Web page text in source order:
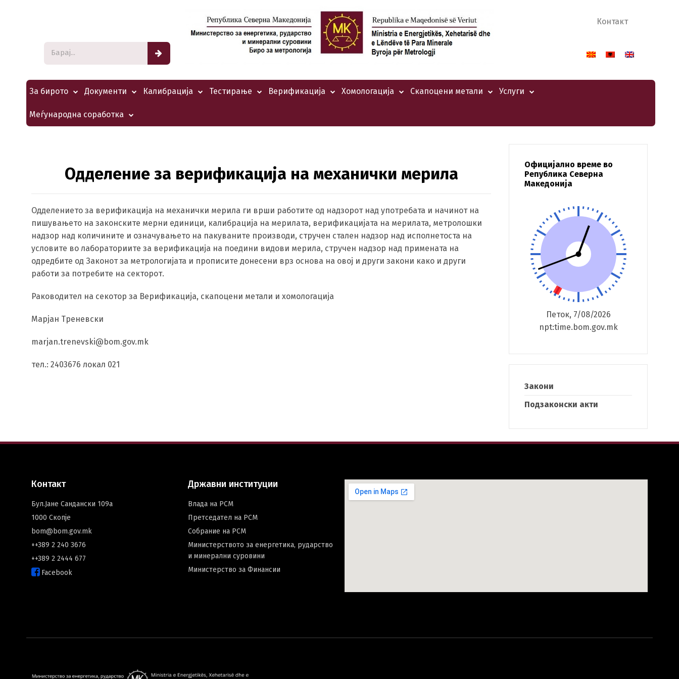
Контакт
За бирото Документи Калибрација Тестирање Верификација Хомологација Скапоцени метали Услуги
Меѓународна соработка
Одделение за верификација на механички мерила
Одделението за верификација на механички мерила ги врши работите од надзорот над употребата и начинот на
пишувањето на законските мерни единици, калибрација на мерилата, верификацијата на мерилата, метролошки
надзор над количините и означувањето на пакуваните производи, стручен стален надзор над исполнетоста на
условите во лабораториите за верификација на поедини видови мерила, стручен надзор над примената на
одредбите од Законот за метрологијата и прописите донесени врз основа на овој и други закони како и други
работи за потребите на секторот.
Раководител на секотор за Верификација, скапоцени метали и хомологација
Марјан Треневски
marjan.trenevski@bom.gov.mk
тел.: 2403676 локал 021
Официјално време во
Република Северна
Македонија
Петок, 7/08/2026
npt:time.bom.gov.mk
Закони
Подзаконски акти
Контакт
Бул.Јане Сандански 109а
1000 Скопје
bom@bom.gov.mk
++389 2 240 3676
++389 2 2444 677
Facebook
Државни институции
Влада на РСМ
Претседател на РСМ
Собрание на РСМ
Министерството за енергетика, рударство
и минерални суровини
Министерство за Финансии